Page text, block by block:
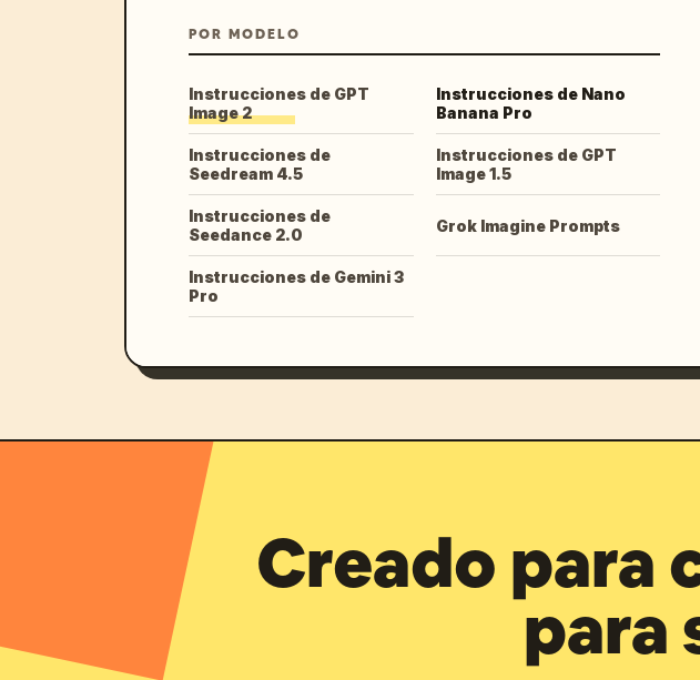
POR MODELO
Instrucciones de GPT
Image 2
Instrucciones de Nano
Banana Pro
Instrucciones de
Seedream 4.5
Instrucciones de GPT
Image 1.5
Instrucciones de
Seedance 2.0
Grok Imagine Prompts
Instrucciones de Gemini 3
Pro
Creado para
para